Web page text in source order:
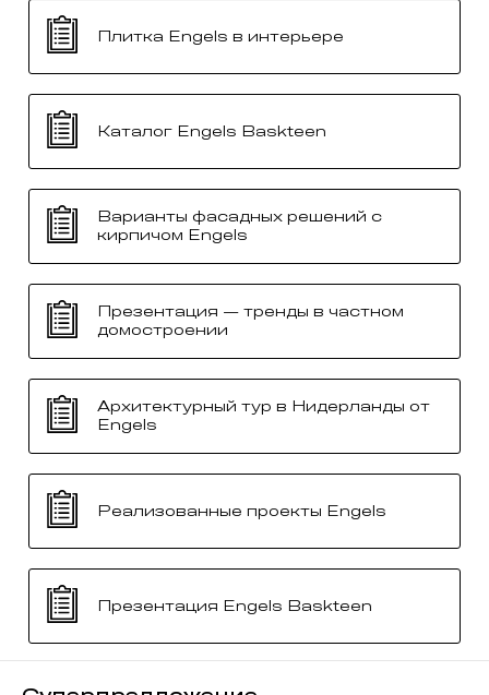
Плитка Engels в интерьере
Каталог Engels Baskteen
Варианты фасадных решений с
кирпичом Engels
Презентация — тренды в частном
домостроении
Архитектурный тур в Нидерланды от
Engels
Реализованные проекты Engels
Презентация Engels Baskteen